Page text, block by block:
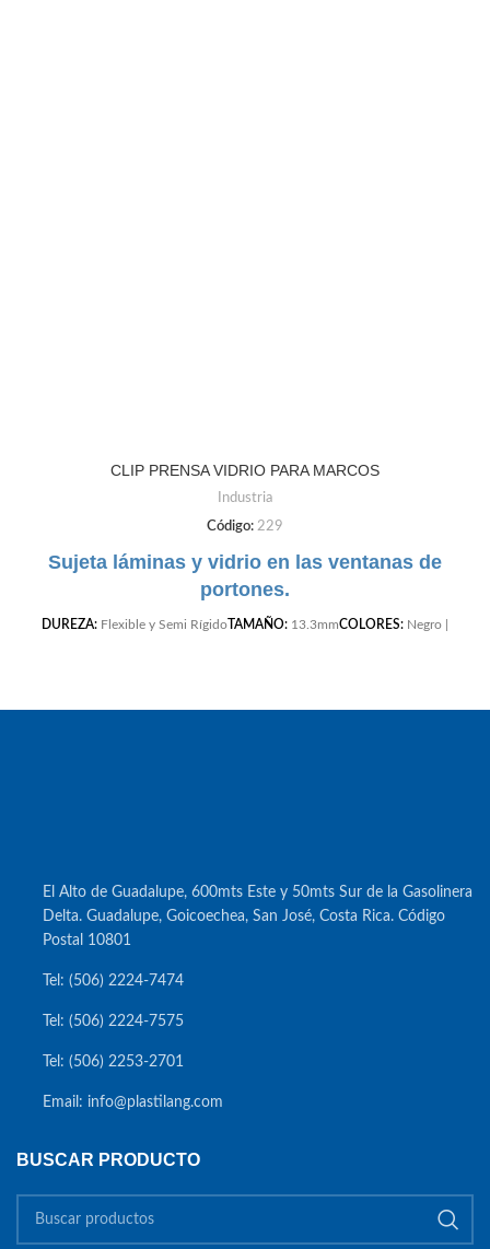
CLIP PRENSA VIDRIO PARA MARCOS
Industria
Código: 229
Sujeta láminas y vidrio en las ventanas de
portones.
DUREZA: Flexible y Semi RígidoTAMAÑO: 13.3mmCOLORES: Negro |
El Alto de Guadalupe, 600mts Este y 50mts Sur de la Gasolinera
Delta. Guadalupe, Goicoechea, San José, Costa Rica. Código
Postal 10801
Tel: (506) 2224-7474
Tel: (506) 2224-7575
Tel: (506) 2253-2701
Email: info@plastilang.com
BUSCAR PRODUCTO